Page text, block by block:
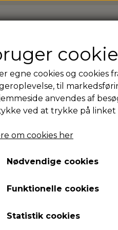
professionelle B2B shop
Få
shop
egne cookies og cookies
til
anvendes af
ved at trykke på linket
om cookies her
Nødvendige cookies
Funktionelle cookies
Statistik cookies